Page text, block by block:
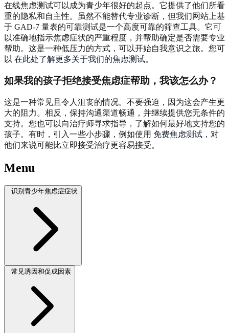
在线焦虑测试可以成为青少年很好的起点。它提供了他们所看
重的隐私和自主性。虽然不能替代专业诊断，但我们网站上基
于 GAD-7 量表的可靠测试是一个高度可靠的筛查工具。它可
以准确地指示焦虑症状的严重程度，并帮助确定是否需要专业
帮助。这是一种低压力的方式，可以开始自我意识之旅。您可
以 在此处了解更多关于我们的焦虑测试。
如果我的孩子拒绝接受焦虑症帮助，我该怎么办？
这是一种常见且令人沮丧的情况。不要强迫，因为这会产生更
大的阻力。相反，保持沟通渠道畅通，并继续提供您无条件的
支持。您也可以向治疗师寻求指导，了解如何最好地支持您的
孩子。有时，引入一些小步骤，例如使用 免费焦虑测试 ，对
他们来说可能比立即接受治疗更容易接受。
Menu
识别青少年焦虑症症状
常见诱因和促成因素